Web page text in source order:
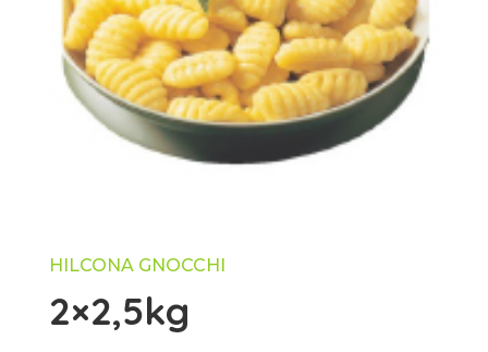
HILCONA GNOCCHI
2×2,5kg